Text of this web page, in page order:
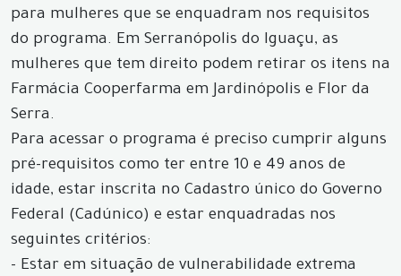
para mulheres que se enquadram nos requisitos
do programa. Em Serranópolis do Iguaçu, as
mulheres que tem direito podem retirar os itens na
Farmácia Cooperfarma em Jardinópolis e Flor da
Serra.
Para acessar o programa é preciso cumprir alguns
pré-requisitos como ter entre 10 e 49 anos de
idade, estar inscrita no Cadastro único do Governo
Federal (Cadúnico) e estar enquadradas nos
seguintes critérios:
- Estar em situação de vulnerabilidade extrema